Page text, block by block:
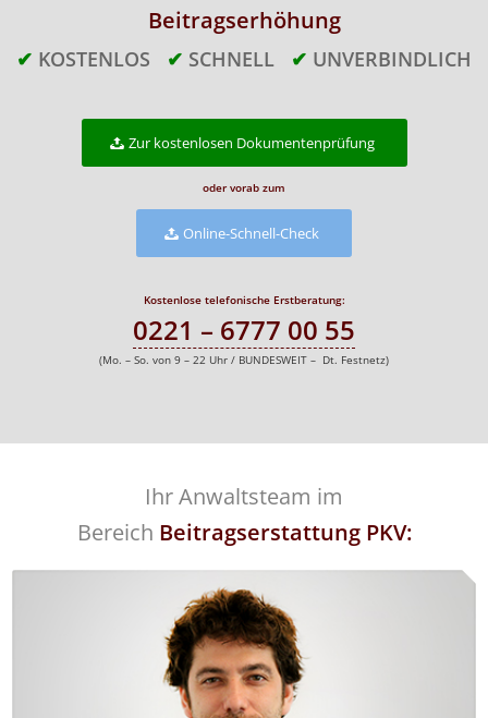
Beitragserhöhung
✔ KOSTENLOS ✔ SCHNELL ✔ UNVERBINDLICH
Zur kostenlosen Dokumentenprüfung
oder vorab zum
Online-Schnell-Check
Kostenlose telefonische Erstberatung:
0221 – 6777 00 55
(Mo. – So. von 9 – 22 Uhr / BUNDESWEIT – Dt. Festnetz)
Ihr Anwaltsteam im
Bereich Beitragserstattung PKV: